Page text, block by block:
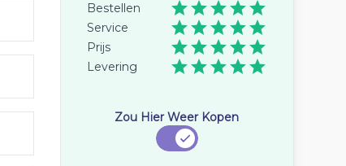
Bestellen
Service
Prijs
Levering
Zou Hier Weer Kopen